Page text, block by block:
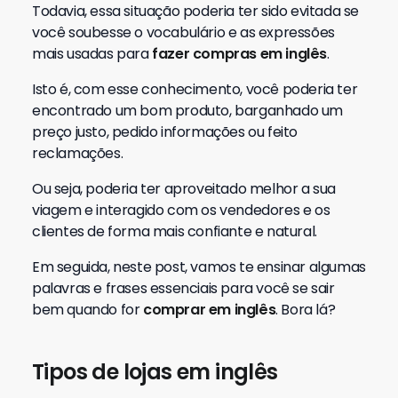
Todavia, essa situação poderia ter sido evitada se
você soubesse o vocabulário e as expressões
mais usadas parafazer compras em inglês.
Isto é, com esse conhecimento, você poderia ter
encontrado um bom produto, barganhado um
preço justo, pedido informações ou feito
reclamações.
Ou seja, poderia ter aproveitado melhor a sua
viagem e interagido com os vendedores e os
clientes de forma mais confiante e natural.
Em seguida, neste post, vamos te ensinar algumas
palavras e frases essenciais para você se sair
bem quando forcomprar em inglês. Bora lá?
Tipos de lojas em inglês